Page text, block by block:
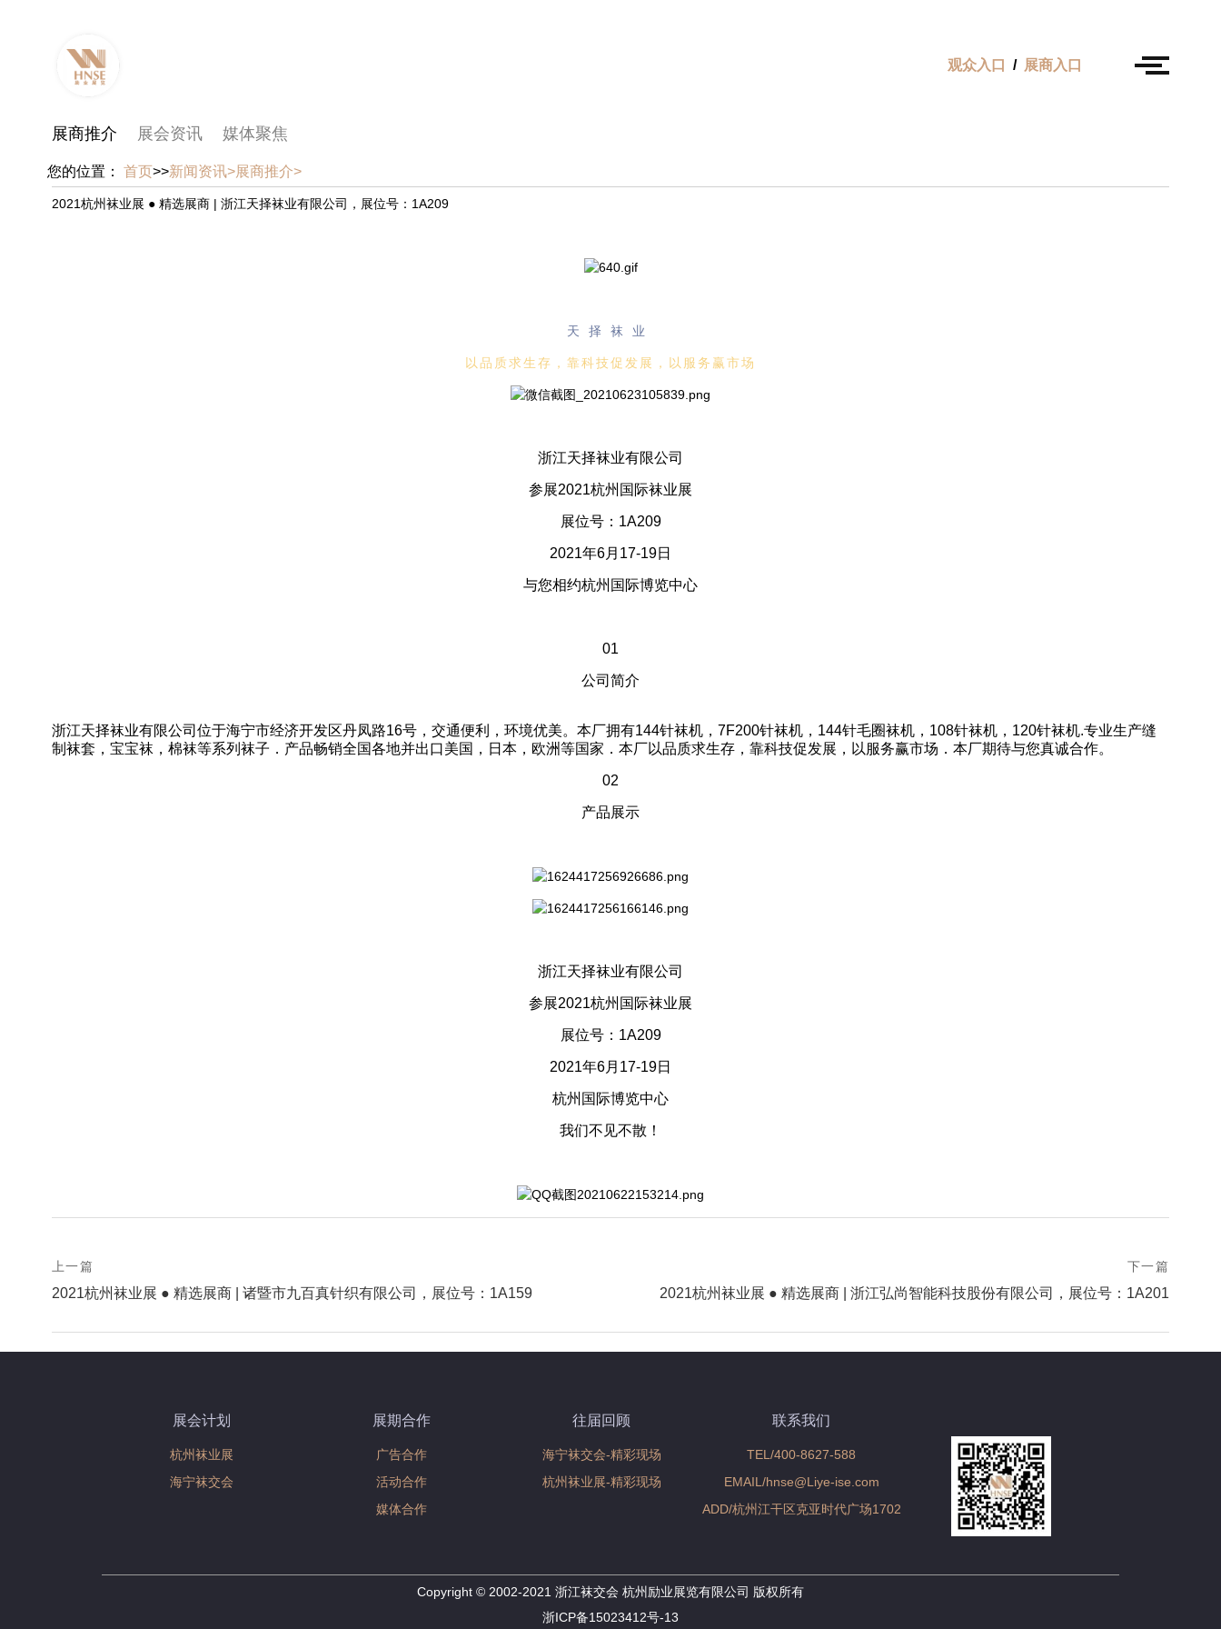
观众入口 / 展商入口
展商推介 展会资讯 媒体聚焦
您的位置： 首页>>新闻资讯>展商推介>
2021杭州袜业展 ● 精选展商 | 浙江天择袜业有限公司，展位号：1A209
天择袜业
以品质求生存，靠科技促发展，以服务赢市场
浙江天择袜业有限公司
参展2021杭州国际袜业展
展位号：1A209
2021年6月17-19日
与您相约杭州国际博览中心
01
公司简介
浙江天择袜业有限公司位于海宁市经济开发区丹凤路16号，交通便利，环境优美。本厂拥有144针袜机，7F200针袜机，144针毛圈袜机，108针袜机，120针袜机.专业生产缝
制袜套，宝宝袜，棉袜等系列袜子．产品畅销全国各地并出口美国，日本，欧洲等国家．本厂以品质求生存，靠科技促发展，以服务赢市场．本厂期待与您真诚合作。
02
产品展示
浙江天择袜业有限公司
参展2021杭州国际袜业展
展位号：1A209
2021年6月17-19日
杭州国际博览中心
我们不见不散！
Post
上一篇
postPrevious
2021杭州袜业展 ● 精选展商 | 诸暨市九百真针织有限公司，展位号：1A159
下一篇
next
page
2021杭州袜业展 ● 精选展商 | 浙江弘尚智能科技股份有限公司，展位号：1A201
展会计划
杭州袜业展
海宁袜交会
展期合作
广告合作
活动合作
媒体合作
往届回顾
海宁袜交会-精彩现场
杭州袜业展-精彩现场
联系我们
TEL/400-8627-588
EMAIL/hnse@Liye-ise.com
ADD/杭州江干区克亚时代广场1702
Copyright © 2002-2021 浙江袜交会 杭州励业展览有限公司 版权所有
浙ICP备15023412号-13